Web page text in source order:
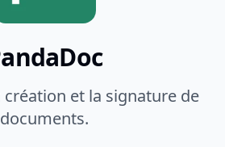
et la signature de
documents.